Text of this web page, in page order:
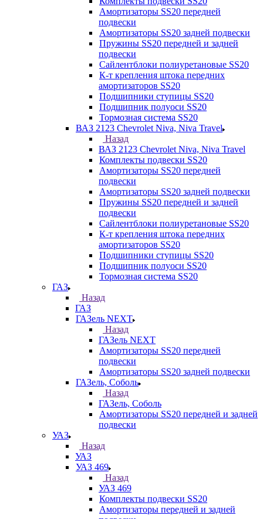
Амортизаторы SS20 передней
подвески
Амортизаторы SS20 задней подвески
Пружины SS20 передней и задней
подвески
Сайлентблоки полиуретановые SS20
К-т крепления штока передних
амортизаторов SS20
Подшипники ступицы SS20
Подшипник полуоси SS20
Тормозная система SS20
ВАЗ 2123 Chevrolet Niva, Niva Travel
Назад
ВАЗ 2123 Chevrolet Niva, Niva Travel
Комплекты подвески SS20
Амортизаторы SS20 передней
подвески
Амортизаторы SS20 задней подвески
Пружины SS20 передней и задней
подвески
Сайлентблоки полиуретановые SS20
К-т крепления штока передних
амортизаторов SS20
Подшипники ступицы SS20
Подшипник полуоси SS20
Тормозная система SS20
ГАЗ
Назад
ГАЗ
ГАЗель NEXT
Назад
ГАЗель NEXT
Амортизаторы SS20 передней
подвески
Амортизаторы SS20 задней подвески
ГАЗель, Соболь
Назад
ГАЗель, Соболь
Амортизаторы SS20 передней и задней
подвески
УАЗ
Назад
УАЗ
УАЗ 469
Назад
УАЗ 469
Комплекты подвески SS20
Амортизаторы передней и задней